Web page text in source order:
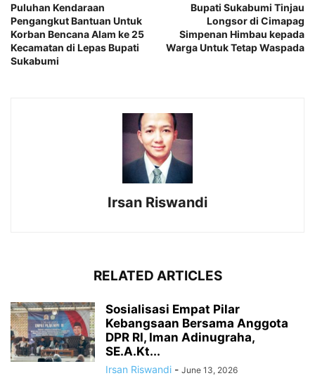
Puluhan Kendaraan
Pengangkut Bantuan Untuk
Korban Bencana Alam ke 25
Kecamatan di Lepas Bupati
Sukabumi
Bupati Sukabumi Tinjau
Longsor di Cimapag
Simpenan Himbau kepada
Warga Untuk Tetap Waspada
Irsan Riswandi
RELATED ARTICLES
Sosialisasi Empat Pilar
Kebangsaan Bersama Anggota
DPR RI, Iman Adinugraha,
SE.A.Kt...
Irsan Riswandi - June 13, 2026